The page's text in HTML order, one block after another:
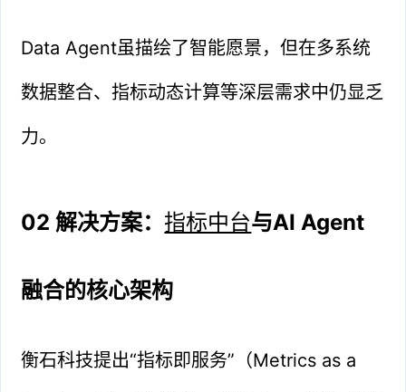
Data Agent虽描绘了智能愿景，但在多系统
数据整合、指标动态计算等深层需求中仍显乏
力。
02 解决方案： 指标中台与AI Agent
融合的核心架构
衡石科技提出“指标即服务”（Metrics as a